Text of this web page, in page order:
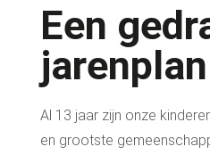
Een
jarenplan
Al 13 jaar zijn onze
en grootste